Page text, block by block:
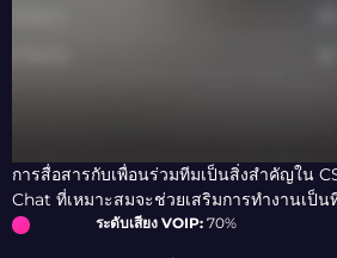
การสื่อสารกับเพื่อนร่วมทีมเป็นสิ่งสำคัญใน
Chat ที่เหมาะสมจะช่วยเสริมการทำงานเป็น
ระดับเสียง VOIP: 70%